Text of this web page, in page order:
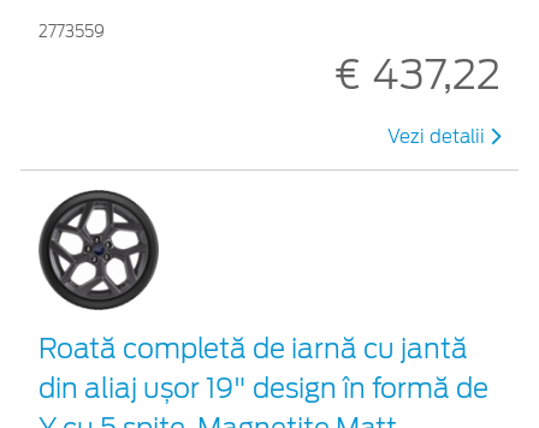
2773559
€ 437,22
Vezi detalii
Roată completă de iarnă cu jantă
din aliaj ușor 19" design în formă de